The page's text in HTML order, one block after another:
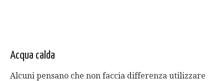
Acqua calda
Alcuni pensano che non faccia differenza utilizzare